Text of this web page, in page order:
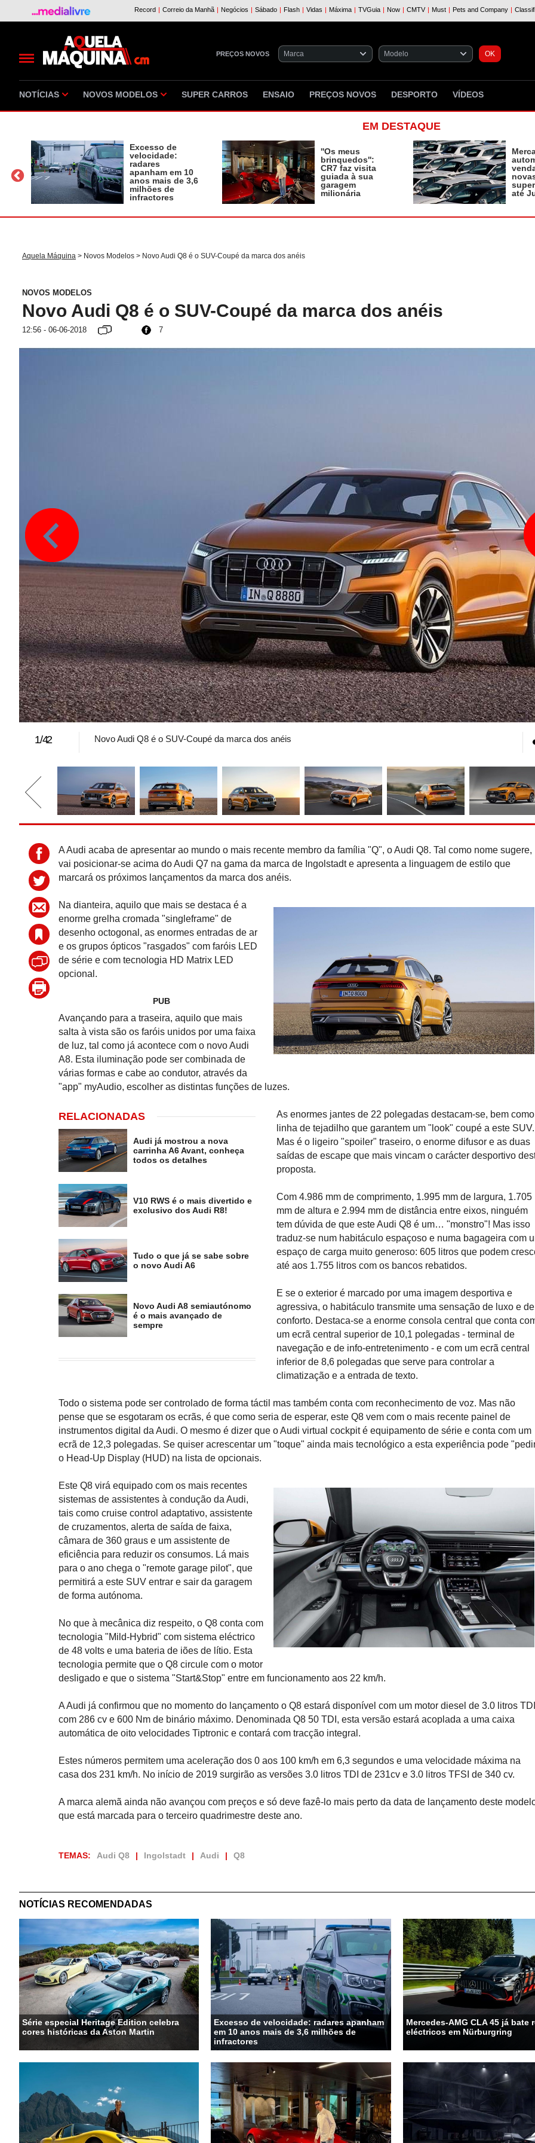
PREÇOS NOVOS
NOTÍCIAS NOVOS MODELOS SUPER CARROS ENSAIO PREÇOS NOVOS DESPORTO VÍDEOS
EM DESTAQUE
Excesso de
velocidade:
radares
apanham em 10
anos mais de 3,6
milhões de
infractores
''Os meus
brinquedos'':
CR7 faz visita
guiada à sua
garagem
milionária
até
Aquela Máquina > Novos Modelos > Novo Audi Q8 é o SUV-Coupé da marca dos anéis
NOVOS MODELOS
Novo Audi Q8 é o SUV-Coupé da marca dos anéis
12:56 - 06-06-2018 7
1/42 Novo Audi Q8 é o SUV-Coupé da marca dos anéis
A Audi acaba de apresentar ao mundo o mais recente membro da família "Q", o Audi Q8. Tal como nome sugere,
vai posicionar-se acima do Audi Q7 na gama da marca de Ingolstadt e apresenta a linguagem de estilo que
marcará os próximos lançamentos da marca dos anéis.
Na dianteira, aquilo que mais se destaca é a
enorme grelha cromada "singleframe" de
desenho octogonal, as enormes entradas de ar
e os grupos ópticos "rasgados" com faróis LED
de série e com tecnologia HD Matrix LED
opcional.
PUB
Avançando para a traseira, aquilo que mais
salta à vista são os faróis unidos por uma faixa
de luz, tal como já acontece com o novo Audi
A8. Esta iluminação pode ser combinada de
várias formas e cabe ao condutor, através da
"app" myAudio, escolher as distintas funções de luzes.
RELACIONADAS
Audi já mostrou a nova
carrinha A6 Avant, conheça
todos os detalhes
V10 RWS é o mais divertido e
exclusivo dos Audi R8!
Tudo o que já se sabe sobre
o novo Audi A6
Novo Audi A8 semiautónomo
é o mais avançado de
sempre
As enormes jantes de 22 polegadas destacam-se, bem
linha de tejadilho que garantem um "look" coupé a este SUV.
Mas é o ligeiro "spoiler" traseiro, o enorme difusor e as duas
saídas de escape que mais vincam o carácter desportivo
proposta.
Com 4.986 mm de comprimento, 1.995 mm de largura, 1.705
mm de altura e 2.994 mm de distância entre eixos, ninguém
tem dúvida de que este Audi Q8 é um… "monstro"! Mas isso
traduz-se num habitáculo espaçoso e numa bagageira com
espaço de carga muito generoso: 605 litros que podem
até aos 1.755 litros com os bancos rebatidos.
E se o exterior é marcado por uma imagem desportiva e
agressiva, o habitáculo transmite uma sensação de luxo e de
conforto. Destaca-se a enorme consola central que conta
um ecrã central superior de 10,1 polegadas - terminal de
navegação e de info-entretenimento - e com um ecrã central
inferior de 8,6 polegadas que serve para controlar a
climatização e a entrada de texto.
Todo o sistema pode ser controlado de forma táctil mas também conta com reconhecimento de voz. Mas não
pense que se esgotaram os ecrãs, é que como seria de esperar, este Q8 vem com o mais recente painel de
instrumentos digital da Audi. O mesmo é dizer que o Audi virtual cockpit é equipamento de série e conta com um
ecrã de 12,3 polegadas. Se quiser acrescentar um "toque" ainda mais tecnológico a esta experiência pode
o Head-Up Display (HUD) na lista de opcionais.
Este Q8 virá equipado com os mais recentes
sistemas de assistentes à condução da Audi,
tais como cruise control adaptativo, assistente
de cruzamentos, alerta de saída de faixa,
câmara de 360 graus e um assistente de
eficiência para reduzir os consumos. Lá mais
para o ano chega o "remote garage pilot", que
permitirá a este SUV entrar e sair da garagem
de forma autónoma.
No que à mecânica diz respeito, o Q8 conta com
tecnologia "Mild-Hybrid" com sistema eléctrico
de 48 volts e uma bateria de iões de lítio. Esta
tecnologia permite que o Q8 circule com o motor
desligado e que o sistema "Start&Stop" entre em funcionamento aos 22 km/h.
A Audi já confirmou que no momento do lançamento o Q8 estará disponível com um motor diesel de 3.0 litros TDI
com 286 cv e 600 Nm de binário máximo. Denominada Q8 50 TDI, esta versão estará acoplada a uma caixa
automática de oito velocidades Tiptronic e contará com tracção integral.
Estes números permitem uma aceleração dos 0 aos 100 km/h em 6,3 segundos e uma velocidade máxima na
casa dos 231 km/h. No início de 2019 surgirão as versões 3.0 litros TDI de 231cv e 3.0 litros TFSI de 340 cv.
A marca alemã ainda não avançou com preços e só deve fazê-lo mais perto da data de lançamento deste
que está marcada para o terceiro quadrimestre deste ano.
TEMAS: Audi Q8 Ingolstadt Audi Q8
NOTÍCIAS RECOMENDADAS
Série especial Heritage Edition celebra
cores históricas da Aston Martin
Excesso de velocidade: radares apanham
em 10 anos mais de 3,6 milhões de
infractores
Mercedes-AMG CLA 45 já bate
eléctricos em Nürburgring
Hennessey Blackbird
para o puro gozo ao